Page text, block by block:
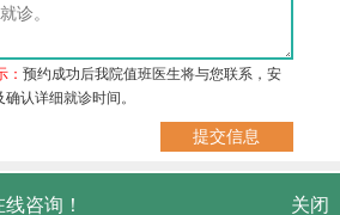
：预约成功后我院值班医生将与您联系，安
确认详细就诊时间。
武汉市硚口区解放大道479号
咨询！ 关闭